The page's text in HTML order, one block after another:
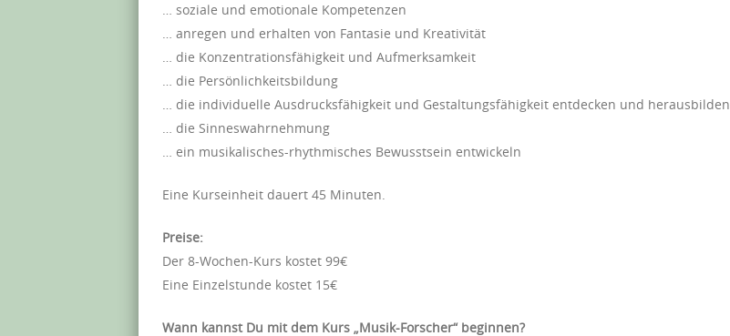
… soziale und emotionale Kompetenzen
… anregen und erhalten von Fantasie und Kreativität
… die Konzentrationsfähigkeit und Aufmerksamkeit
… die Persönlichkeitsbildung
… die individuelle Ausdrucksfähigkeit und Gestaltungsfähigkeit entdecken und herausbilden
… die Sinneswahrnehmung
… ein musikalisches-rhythmisches Bewusstsein entwickeln
Eine Kurseinheit dauert 45 Minuten.
Preise:
Der 8-Wochen-Kurs kostet 99€
Eine Einzelstunde kostet 15€
Wann kannst Du mit dem Kurs „Musik-Forscher“ beginnen?